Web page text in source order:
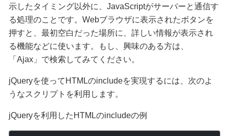
示したタイミング以外に、JavaScriptがサーバーと通信す
る処理のことです。Webブラウザに表示されたボタンを
押すと、最初空白だった場所に、詳しい情報が表示され
る機能などに使います。もし、興味のある方は、
「Ajax」で検索してみてください。
jQueryを使ってHTMLのincludeを実現するには、次のよ
うなスクリプトを利用します。
jQueryを利用したHTMLのincludeの例